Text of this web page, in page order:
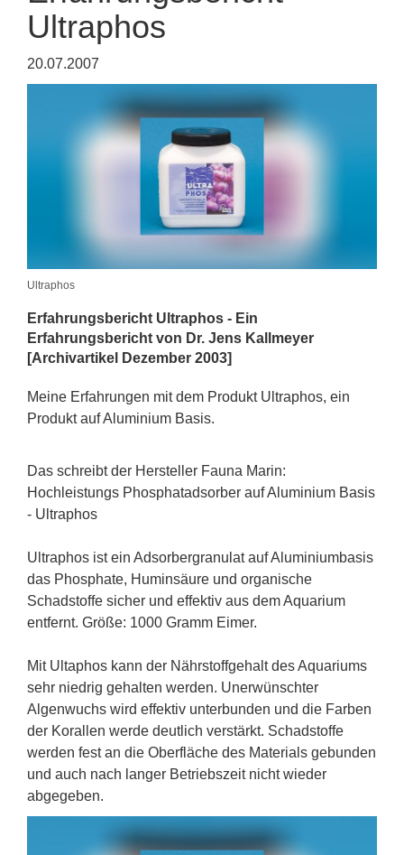
Ultraphos
20.07.2007
Ultraphos
Erfahrungsbericht Ultraphos - Ein
Erfahrungsbericht von Dr. Jens Kallmeyer
[Archivartikel Dezember 2003]
Meine Erfahrungen mit dem Produkt Ultraphos, ein
Produkt auf Aluminium Basis.
Das schreibt der Hersteller Fauna Marin:
Hochleistungs Phosphatadsorber auf Aluminium Basis
- Ultraphos
Ultraphos ist ein Adsorbergranulat auf Aluminiumbasis
das Phosphate, Huminsäure und organische
Schadstoffe sicher und effektiv aus dem Aquarium
entfernt. Größe: 1000 Gramm Eimer.
Mit Ultaphos kann der Nährstoffgehalt des Aquariums
sehr niedrig gehalten werden. Unerwünschter
Algenwuchs wird effektiv unterbunden und die Farben
der Korallen werde deutlich verstärkt. Schadstoffe
werden fest an die Oberfläche des Materials gebunden
und auch nach langer Betriebszeit nicht wieder
abgegeben.